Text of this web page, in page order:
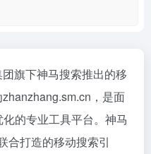
旗下神马搜索推出的移
，是面
的专业工具平台。神马
合打造的移动搜索引